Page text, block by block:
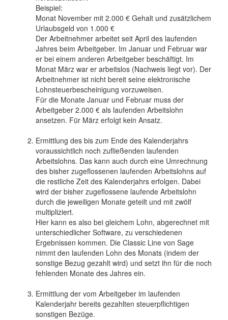
Beispiel:
Monat November mit 2.000 € Gehalt und zusätzlichem
Urlaubsgeld von 1.000 €
Der Arbeitnehmer arbeitet seit April des laufenden
Jahres beim Arbeitgeber. Im Januar und Februar war
er bei einem anderen Arbeitgeber beschäftigt. Im
Monat März war er arbeitslos (Nachweis liegt vor). Der
Arbeitnehmer ist nicht bereit seine elektronische
Lohnsteuerbescheinigung vorzuweisen.
Für die Monate Januar und Februar muss der
Arbeitgeber 2.000 € als laufenden Arbeitslohn
ansetzen. Für März erfolgt kein Ansatz.
Ermittlung des bis zum Ende des Kalenderjahrs
voraussichtlich noch zufließenden laufenden
Arbeitslohns. Das kann auch durch eine Umrechnung
des bisher zugeflossenen laufenden Arbeitslohns auf
die restliche Zeit des Kalenderjahrs erfolgen. Dabei
wird der bisher zugeflossene laufende Arbeitslohn
durch die jeweiligen Monate geteilt und mit zwölf
multipliziert.
Hier kann es also bei gleichem Lohn, abgerechnet mit
unterschiedlicher Software, zu verschiedenen
Ergebnissen kommen. Die Classic Line von Sage
nimmt den laufenden Lohn des Monats (indem der
sonstige Bezug gezahlt wird) und setzt ihn für die noch
fehlenden Monate des Jahres ein.
Ermittlung der vom Arbeitgeber im laufenden
Kalenderjahr bereits gezahlten steuerpflichtigen
sonstigen Bezüge.